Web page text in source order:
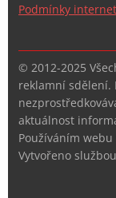
Podmínky
© 2012-2025
reklamní sdělení.
aktuálnost
Používáním
Vytvořeno službou